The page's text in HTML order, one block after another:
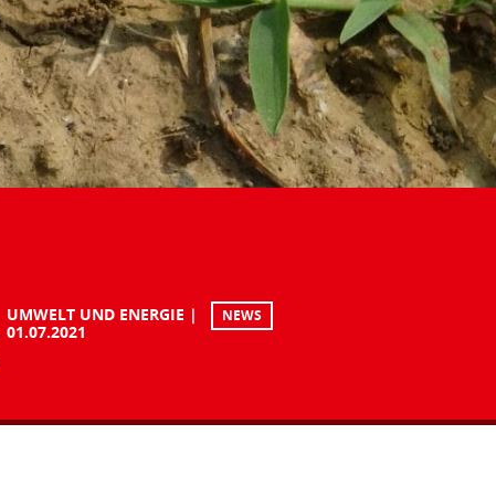
UMWELT UND ENERGIE
01.07.2021
NEWS